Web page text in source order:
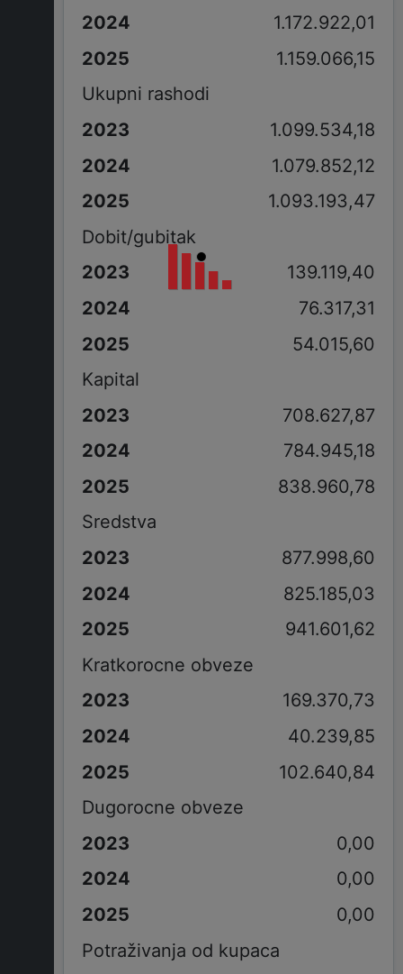
1.172.922,01
1.159.066,15
Ukupni rashodi
1.099.534,18
1.079.852,12
1.093.193,47
Dobit/gubitak
139.119,40
76.317,31
54.015,60
Kapital
708.627,87
784.945,18
838.960,78
Sredstva
877.998,60
825.185,03
941.601,62
Kratkorocne obveze
169.370,73
40.239,85
102.640,84
Dugorocne obveze
0,00
0,00
0,00
Potraživanja od kupaca